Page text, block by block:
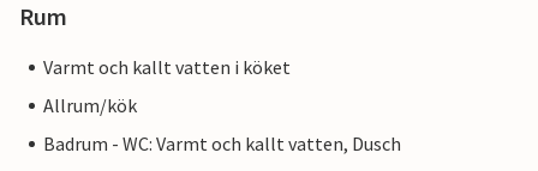
Rum
Varmt och kallt vatten i köket
Allrum/kök
Badrum - WC: Varmt och kallt vatten, Dusch